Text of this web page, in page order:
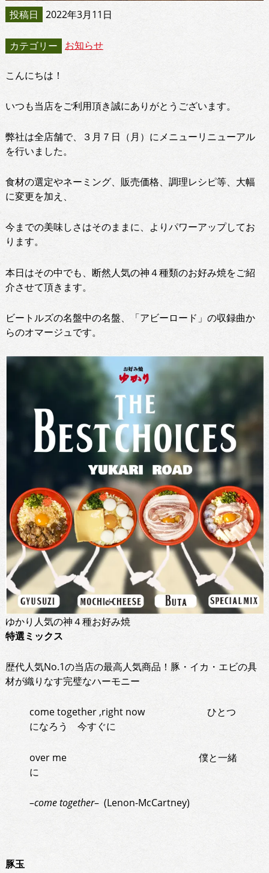
投稿日 2022年3月11日
カテゴリー お知らせ
こんにちは！
いつも当店をご利用頂き誠にありがとうございます。
弊社は全店舗で、３月７日（月）にメニューリニューアル
を行いました。
食材の選定やネーミング、販売価格、調理レシピ等、大幅
に変更を加え、
今までの美味しさはそのままに、よりパワーアップしてお
ります。
本日はその中でも、断然人気の神４種類のお好み焼をご紹
介させて頂きます。
ビートルズの名盤中の名盤、「アビーロード」の収録曲か
らのオマージュです。
ゆかり人気の神４種お好み焼
特選ミックス
歴代人気No.1の当店の最高人気商品！豚・イカ・エビの具
材が織りなす完璧なハーモニー
come together ,right now ひとつ
になろう 今すぐに
over me 僕と一緒
に
–come together– (Lenon-McCartney)
豚玉